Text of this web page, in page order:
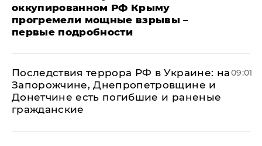
оккупированном РФ Крыму
прогремели мощные взрывы –
первые подробности
Последствия террора РФ в Украине: на
Запорожчине, Днепропетровщине и
Донетчине есть погибшие и раненые
гражданские
09:01